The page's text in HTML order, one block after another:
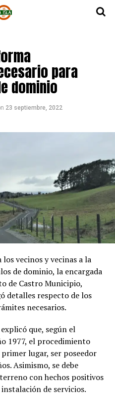
para
dominio
23 septiembre, 2022
vecinos y vecinas a la
de dominio, la encargada
de Castro Municipio,
detalles respecto de los
necesarios.
que, según el
1977, el procedimiento
lugar, ser poseedor
Asimismo, se debe
con hechos positivos
de servicios.